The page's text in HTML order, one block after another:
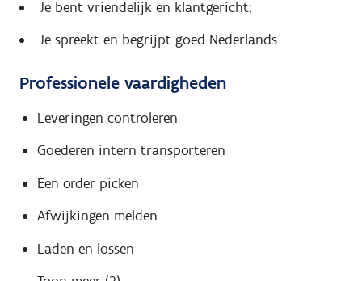
Je bent vriendelijk en klantgericht;
Je spreekt en begrijpt goed Nederlands.
Professionele vaardigheden
Leveringen controleren
Goederen intern transporteren
Een order picken
Afwijkingen melden
Laden en lossen